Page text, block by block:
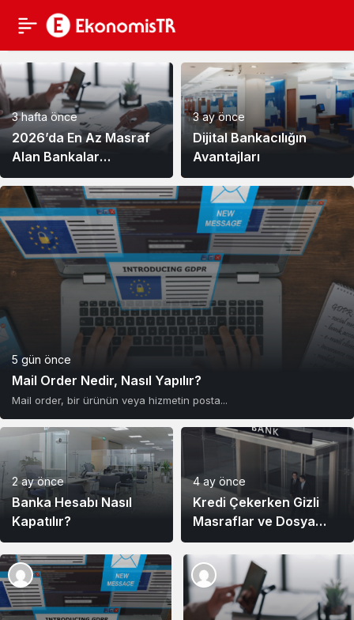
5 gün önce
Mail Order Nedir, Nasıl Yapılır?
Mail order, bir ürünün veya hizmetin posta...
3 hafta önce
2026’da En Az Masraf
Alan Bankalar
Hangileri?
2 ay önce
Banka Hesabı Nasıl
Kapatılır?
3 ay önce
Dijital Bankacılığın
Avantajları
4 ay önce
Kredi Çekerken Gizli
Masraflar ve Dosya
Ücretleri